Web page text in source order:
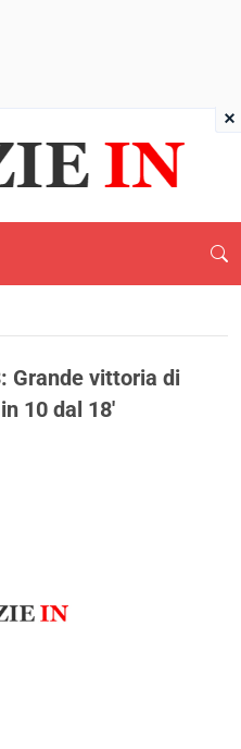
Grande vittoria di
10 dal 18′
×